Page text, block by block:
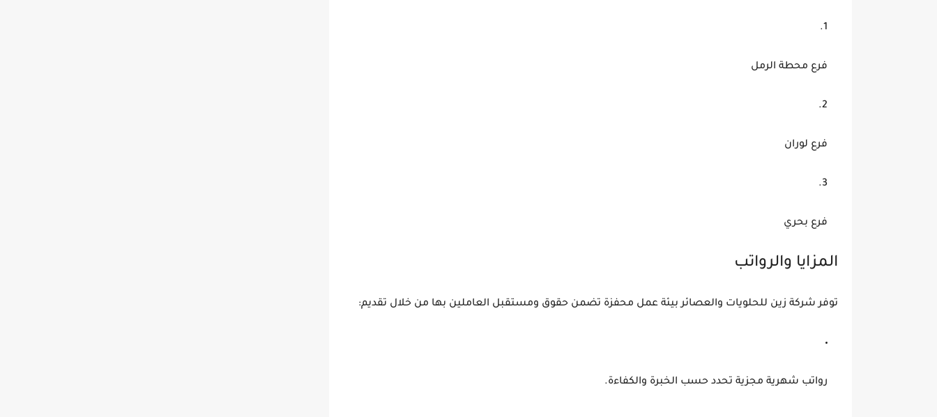
فرع محطة الرمل
فرع لوران
فرع بحري
المزايا والرواتب
توفر شركة زين للحلويات والعصائر بيئة عمل محفزة تضمن حقوق ومستقبل العاملين بها من خلال تقديم:
رواتب شهرية مجزية تحدد حسب الخبرة والكفاءة.